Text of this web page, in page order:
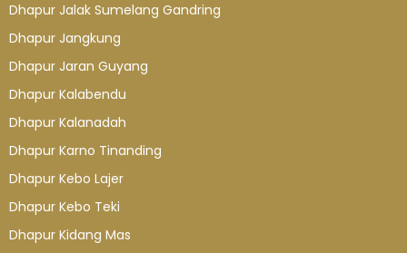
Dhapur Jalak Sumelang Gandring
Dhapur Jangkung
Dhapur Jaran Guyang
Dhapur Kalabendu
Dhapur Kalanadah
Dhapur Karno Tinanding
Dhapur Kebo Lajer
Dhapur Kebo Teki
Dhapur Kidang Mas